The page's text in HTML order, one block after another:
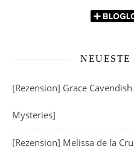
[Rezension] Grace
Mysteries]
[Rezension] Melissa de la